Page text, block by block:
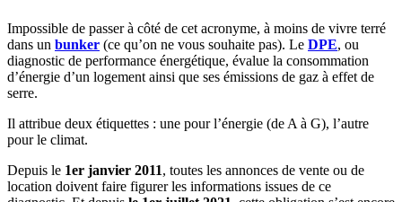
Impossible de passer à côté de cet acronyme, à moins de vivre terré
dans un bunker (ce qu’on ne vous souhaite pas). Le DPE, ou
diagnostic de performance énergétique, évalue la consommation
d’énergie d’un logement ainsi que ses émissions de gaz à effet de
serre.
Il attribue deux étiquettes : une pour l’énergie (de A à G), l’autre
pour le climat.
Depuis le 1er janvier 2011, toutes les annonces de vente ou de
location doivent faire figurer les informations issues de ce